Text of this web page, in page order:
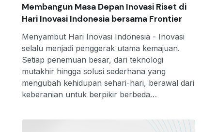
Membangun Masa Depan Inovasi Riset di
Hari Inovasi Indonesia bersama Frontier
Menyambut Hari Inovasi Indonesia - Inovasi
selalu menjadi penggerak utama kemajuan.
Setiap penemuan besar, dari teknologi
mutakhir hingga solusi sederhana yang
mengubah kehidupan sehari-hari, berawal dari
keberanian untuk berpikir berbeda…